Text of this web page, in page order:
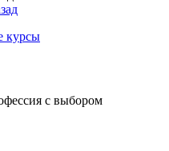
курсы
с выбором